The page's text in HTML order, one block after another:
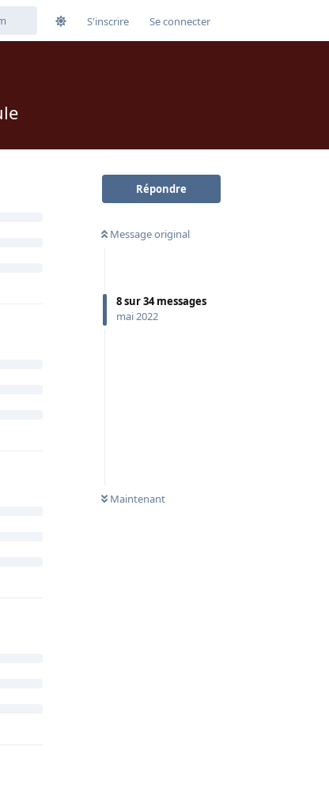
S'inscrire Se connecter
Répondre
Message original
8sur34messages
mai 2022
Maintenant